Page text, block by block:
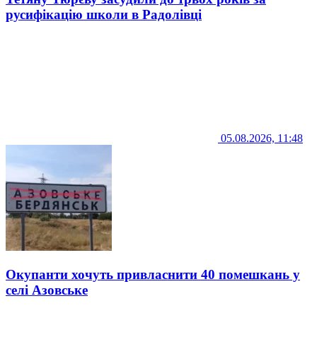
русифікацію школи в Радолівці
05.08.2026, 11:48
Окупанти хочуть привласнити 40 помешкань у
селі Азовське